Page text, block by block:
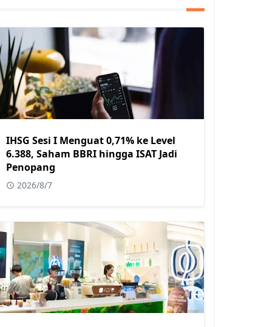
IHSG Sesi I Menguat 0,71% ke Level
6.388, Saham BBRI hingga ISAT Jadi
Penopang
2026/8/7